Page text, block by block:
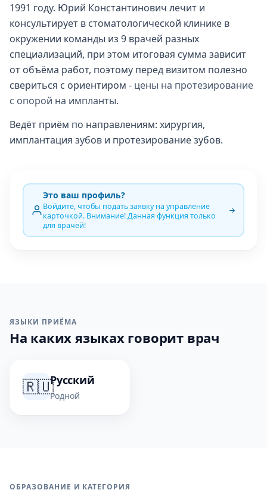
1991 году. Юрий Константинович лечит и
консультирует в стоматологической клинике в
окружении команды из 9 врачей разных
специализаций, при этом итоговая сумма зависит
от объёма работ, поэтому перед визитом полезно
свериться с ориентиром - цены на протезирование
с опорой на импланты.
Ведёт приём по направлениям: хирургия,
имплантация зубов и протезирование зубов.
Это ваш профиль?
Войдите, чтобы подать заявку на управление
карточкой. Внимание! Данная функция только
для врачей!
ЯЗЫКИ ПРИЁМА
На каких языках говорит врач
🇷🇺Русский
Родной
ОБРАЗОВАНИЕ И КАТЕГОРИЯ